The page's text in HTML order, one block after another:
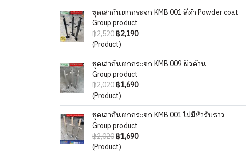
ชุดเสากันตกกระจก KMB 001 สีดำ Powder coat
Group product
฿2,520฿2,190
(Product)
ชุดเสากันตกกระจก KMB 009 ผิวด้าน
Group product
฿2,020฿1,690
(Product)
ชุดเสากันตกกระจก KMB 001 ไม่มีหัวรับราว
Group product
฿2,020฿1,690
(Product)